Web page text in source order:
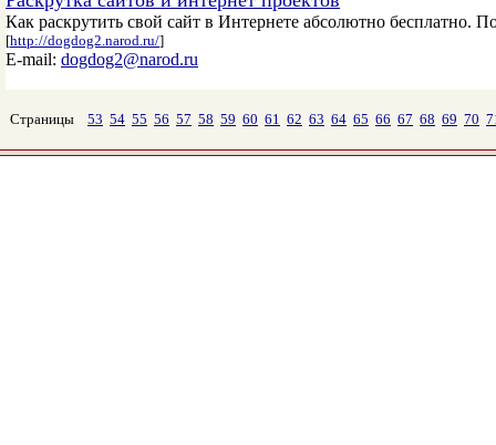
Как раскрутить свой сайт в Интернете абсолютно бесплатно.
[http://dogdog2.narod.ru/]
E-mail: dogdog2@narod.ru
Страницы 53 54 55 56 57 58 59 60 61 62 63 64 65 66 67 68 69 70